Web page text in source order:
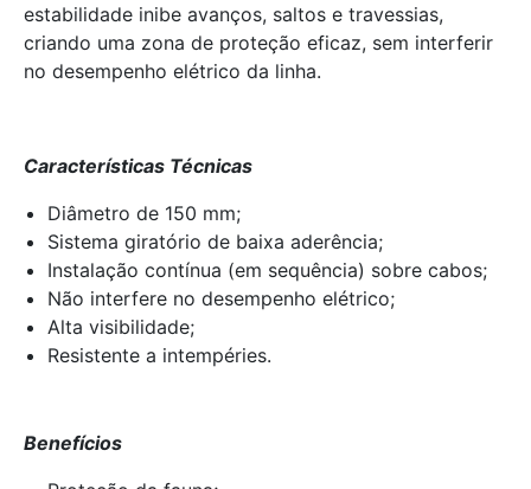
estabilidade inibe avanços, saltos e travessias,
criando uma zona de proteção eficaz, sem interferir
no desempenho elétrico da linha.
Características Técnicas
Diâmetro de 150 mm;
Sistema giratório de baixa aderência;
Instalação contínua (em sequência) sobre cabos;
Não interfere no desempenho elétrico;
Alta visibilidade;
Resistente a intempéries.
Benefícios